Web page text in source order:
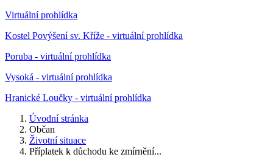
Virtuální prohlídka
Kostel Povýšení sv. Kříže - virtuální prohlídka
Poruba - virtuální prohlídka
Vysoká - virtuální prohlídka
Hranické Loučky - virtuální prohlídka
Úvodní stránka
Občan
Životní situace
Příplatek k důchodu ke zmírnění...